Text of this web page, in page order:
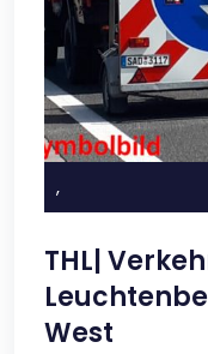
,
THL|
West